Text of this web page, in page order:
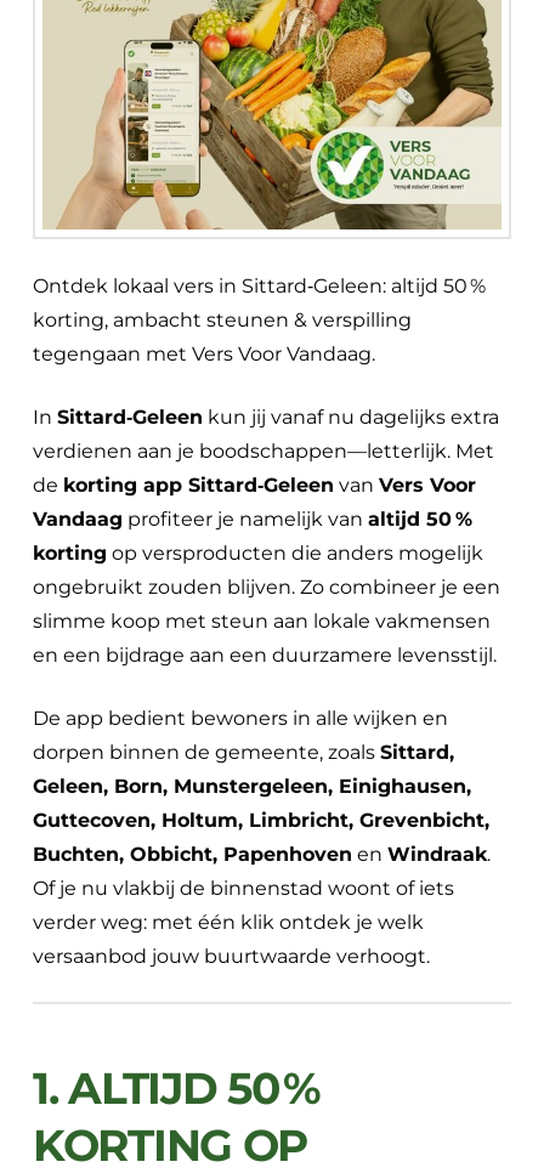
Ontdek lokaal vers in Sittard‑Geleen: altijd 50 %
korting, ambacht steunen & verspilling
tegengaan met Vers Voor Vandaag.
In Sittard‑Geleen kun jij vanaf nu dagelijks extra
verdienen aan je boodschappen—letterlijk. Met
de korting app Sittard‑Geleen van Vers Voor
Vandaag profiteer je namelijk van altijd 50 %
korting op versproducten die anders mogelijk
ongebruikt zouden blijven. Zo combineer je een
slimme koop met steun aan lokale vakmensen
en een bijdrage aan een duurzamere levensstijl.
De app bedient bewoners in alle wijken en
dorpen binnen de gemeente, zoals Sittard,
Geleen, Born, Munstergeleen, Einighausen,
Guttecoven, Holtum, Limbricht, Grevenbicht,
Buchten, Obbicht, Papenhoven en Windraak.
Of je nu vlakbij de binnenstad woont of iets
verder weg: met één klik ontdek je welk
versaanbod jouw buurtwaarde verhoogt.
1. ALTIJD 50 %
KORTING OP